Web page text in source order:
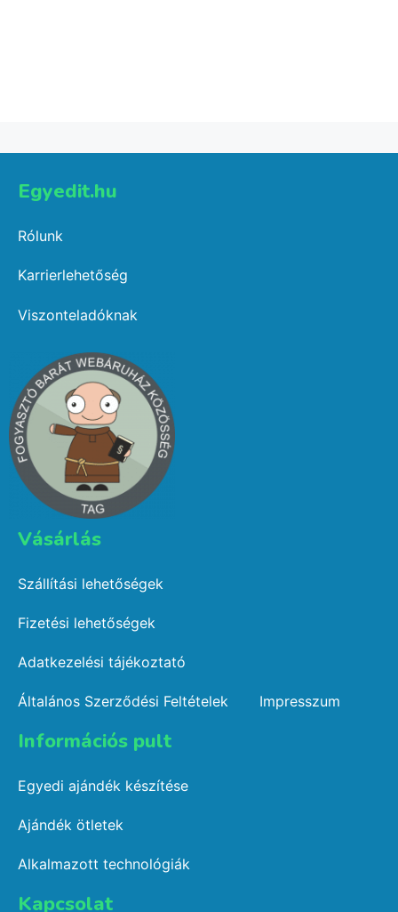
Egyedit.hu
Rólunk
Karrierlehetőség
Viszonteladóknak
Vásárlás​
Szállítási lehetőségek
Fizetési lehetőségek
Adatkezelési tájékoztató
Általános Szerződési Feltételek Impresszum
Információs pult​
Egyedi ajándék készítése
Ajándék ötletek
Alkalmazott technológiák
Kapcsolat​